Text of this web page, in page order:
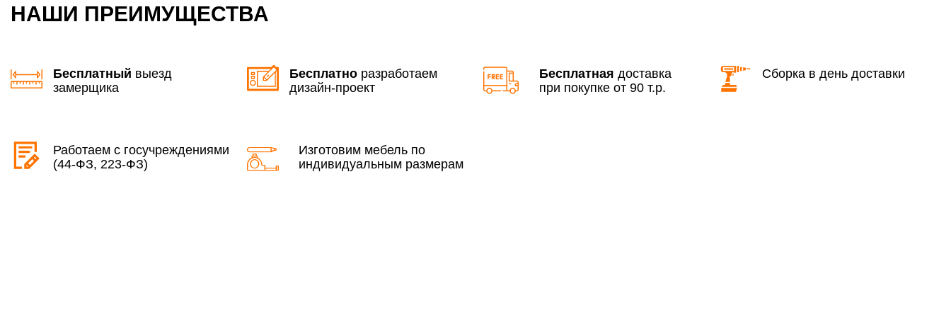
НАШИ ПРЕИМУЩЕСТВА
Бесплатный выезд
замерщика
Бесплатно разработаем
дизайн-проект
Бесплатная доставка
при покупке от 90 т.р.
Сборка в день доставки
Работаем с госучреждениями
(44-ФЗ, 223-ФЗ)
Изготовим мебель по
индивидуальным размерам